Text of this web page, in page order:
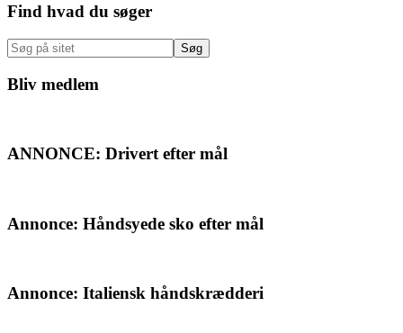
Primær
Sidebar
Find hvad du søger
Søg
på
sitet
Bliv medlem
ANNONCE: Drivert efter mål
Annonce: Håndsyede sko efter mål
Annonce: Italiensk håndskrædderi